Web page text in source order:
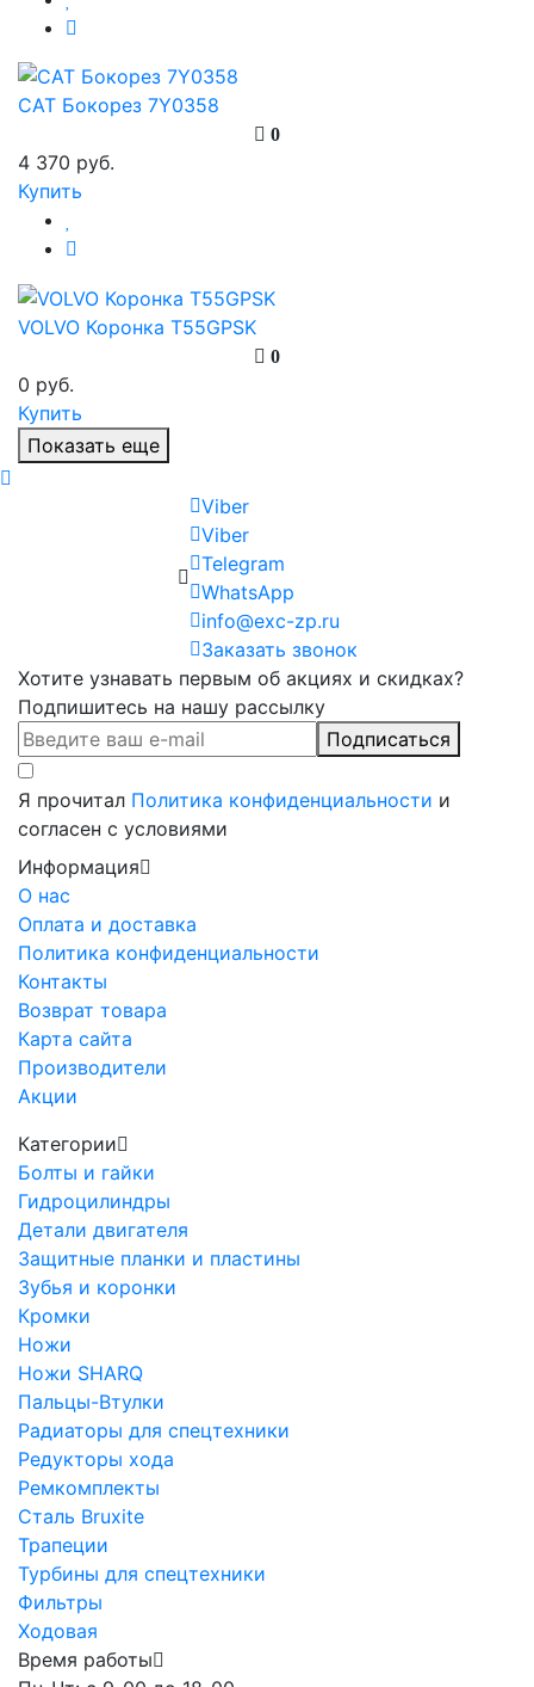
CAT Бокорез 7Y0358
0
4 370 руб.
Купить
VOLVO Коронка T55GPSK
0
0 руб.
Купить
Показать еще
Viber
Viber
Telegram
WhatsApp
info@exc-zp.ru
Заказать звонок
Хотите узнавать первым об акциях и скидках?
Подпишитесь на нашу рассылку
Подписаться
Я прочитал Политика конфиденциальности и
согласен с условиями
Информация
О нас
Оплата и доставка
Политика конфиденциальности
Контакты
Возврат товара
Карта сайта
Производители
Акции
Категории
Болты и гайки
Гидроцилиндры
Детали двигателя
Защитные планки и пластины
Зубья и коронки
Кромки
Ножи
Ножи SHARQ
Пальцы-Втулки
Радиаторы для спецтехники
Редукторы хода
Ремкомплекты
Сталь Bruxite
Трапеции
Турбины для спецтехники
Фильтры
Ходовая
Время работы